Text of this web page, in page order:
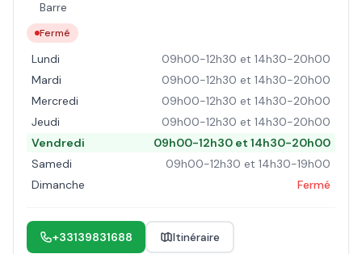
Barre
Fermé
Lundi
09h00-12h30 et 14h30-20h00
Mardi
09h00-12h30 et 14h30-20h00
Mercredi
09h00-12h30 et 14h30-20h00
Jeudi
09h00-12h30 et 14h30-20h00
Vendredi
09h00-12h30 et 14h30-20h00
Samedi
09h00-12h30 et 14h30-19h00
Dimanche
Fermé
+33139831688 Itinéraire